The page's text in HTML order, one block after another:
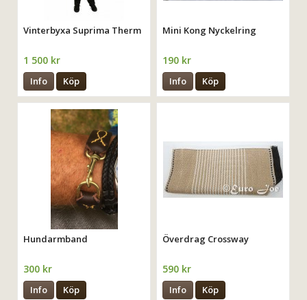
Vinterbyxa Suprima Therm
1 500 kr
Info Köp
Mini Kong Nyckelring
190 kr
Info Köp
Hundarmband
300 kr
Info Köp
Överdrag Crossway
590 kr
Info Köp